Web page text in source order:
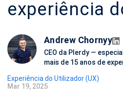
experiência
Andrew Chornyy
CEO da Plerdy —
mais de 15 anos de
Experiência do Utilizador (UX)
D
Mar 19, 2025